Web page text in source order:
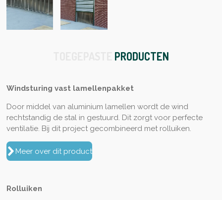
PRODUCTEN
Windsturing vast lamellenpakket
Door middel van aluminium lamellen wordt de wind
rechtstandig de stal in gestuurd. Dit zorgt voor perfecte
ventilatie. Bij dit project gecombineerd met rolluiken.
Meer over dit product
Rolluiken